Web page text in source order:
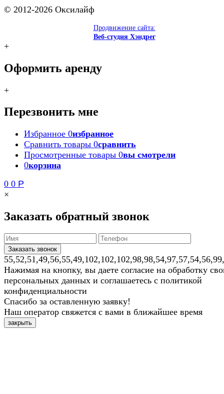
© 2012-2026 Оксилайф
Продвижение сайта:
Веб-студия Хэндрег
+
Оформить аренду
+
Перезвонить мне
Избранное 0избранное
Сравнить товары 0сравнить
Просмотренные товары 0вы смотрели
0корзина
0 0 Р
×
Заказать обратный звонок
Нажимая на кнопку, вы даете согласие на обработку
персональных данных и соглашаетесь с политикой
конфиденциальности
Спасибо за оставленную заявку!
Наш оператор свяжется с вами в ближайшее время
закрыть